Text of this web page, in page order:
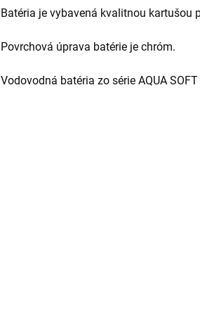
Batéria je vybavená kvalitnou kartušou
Povrchová úprava batérie je chróm.
Vodovodná batéria zo série AQUA